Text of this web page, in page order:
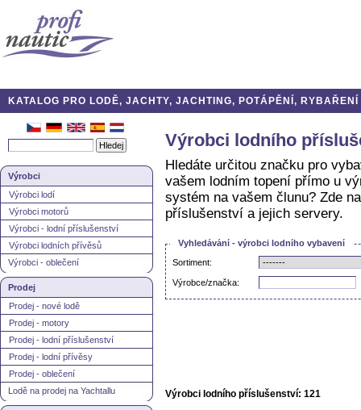
KATALOG PRO LODĚ, JACHTY, JACHTING, POTÁPĚNÍ,
Výrobci
Výrobci lodí
Výrobci motorů
Výrobci - lodní příslušenství
Výrobci lodních přívěsů
Výrobci - oblečení
Prodej
Prodej - nové lodě
Prodej - motory
Prodej - lodní příslušenství
Prodej - lodní přívěsy
Prodej - oblečení
Lodě na prodej na Yachtallu
Výrobci lodního
Hledáte určitou značku pro
vašem lodním topení přímo u
systém na vašem člunu? Zde
příslušenství a jejich servery.
Vyhledávání - výrobci lodního vybavení
Sortiment:
Výrobce/značka:
Výrobci lodního příslušenství: 121